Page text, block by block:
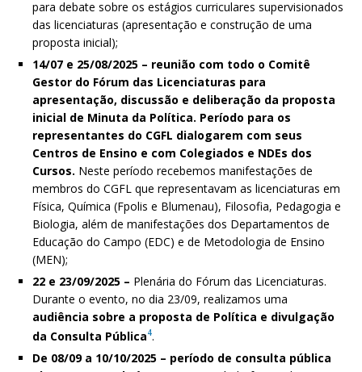
para debate sobre os estágios curriculares supervisionados
das licenciaturas (apresentação e construção de uma
proposta inicial);
14/07 e 25/08/2025 – reunião com todo o Comitê
Gestor do Fórum das Licenciaturas para
apresentação, discussão e deliberação da proposta
inicial de Minuta da Política. Período para os
representantes do CGFL dialogarem com seus
Centros de Ensino e com Colegiados e NDEs dos
Cursos. Neste período recebemos manifestações de
membros do CGFL que representavam as licenciaturas em
Física, Química (Fpolis e Blumenau), Filosofia, Pedagogia e
Biologia, além de manifestações dos Departamentos de
Educação do Campo (EDC) e de Metodologia de Ensino
(MEN);
22 e 23/09/2025 – Plenária do Fórum das Licenciaturas.
Durante o evento, no dia 23/09, realizamos uma
audiência sobre a proposta de Política e divulgação
da Consulta Pública4.
De 08/09 a 10/10/2025 – período de consulta pública